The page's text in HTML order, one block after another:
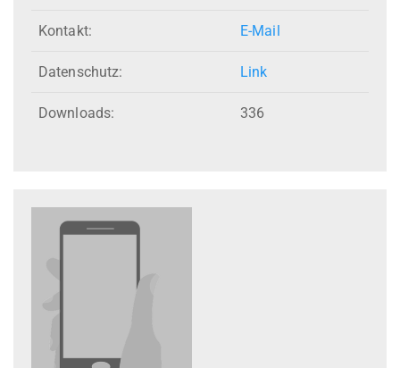
Kontakt: E-Mail
Datenschutz: Link
Downloads: 336